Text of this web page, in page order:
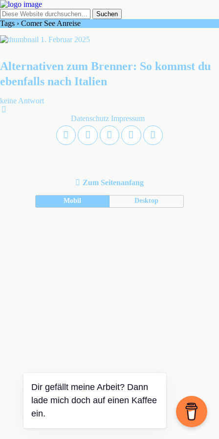
Tags › Comer See Anreise
1. Februar 2025
Alternativen zum Brenner: So kommst du
ebenfalls nach Italien
keine Antwort
Datenschutz Impressum
Zum Seitenanfang
Mobil Desktop
Dir gefällt meine Arbeit? Dann
lade mich doch auf einen Kaffee
ein.